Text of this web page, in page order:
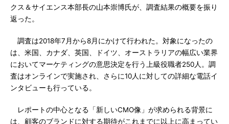
クス＆サイエンス本部長の山本崇博氏が、調査結果の概要を振り
返った。
調査は2018年7月から8月にかけて行われた。対象になったの
は、米国、カナダ、英国、ドイツ、オーストラリアの幅広い業界
においてマーケティングの意思決定を行う上級役職者250人。調
査はオンラインで実施され、さらに10人に対しての詳細な電話イ
ンタビューも行っている。
レポートの中心となる「新しいCMO像」が求められる背景に
は、顧客のブランドに対する期待がこれまでに以上に高まってい